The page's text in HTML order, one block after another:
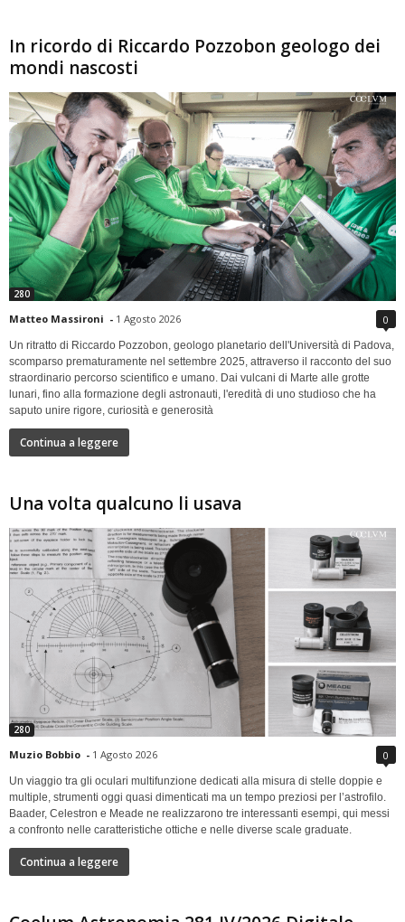
In ricordo di Riccardo Pozzobon geologo dei
mondi nascosti
280
Matteo Massironi - 1 Agosto 2026 0
Un ritratto di Riccardo Pozzobon, geologo planetario dell'Università di Padova,
scomparso prematuramente nel settembre 2025, attraverso il racconto del suo
straordinario percorso scientifico e umano. Dai vulcani di Marte alle grotte
lunari, fino alla formazione degli astronauti, l'eredità di uno studioso che ha
saputo unire rigore, curiosità e generosità
Continua a leggere
Una volta qualcuno li usava
280
Muzio Bobbio - 1 Agosto 2026 0
Un viaggio tra gli oculari multifunzione dedicati alla misura di stelle doppie e
multiple, strumenti oggi quasi dimenticati ma un tempo preziosi per l’astrofilo.
Baader, Celestron e Meade ne realizzarono tre interessanti esempi, qui messi
a confronto nelle caratteristiche ottiche e nelle diverse scale graduate.
Continua a leggere